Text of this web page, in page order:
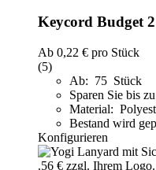
Keycord Budget
Ab 0,22 € pro Stück
(5)
Ab: 75 Stück
Sparen Sie bis
Material:
Bestand wird
Konfigurieren